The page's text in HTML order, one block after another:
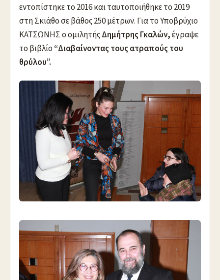
εντοπίστηκε το 2016 και ταυτοποιήθηκε το 2019
στη Σκιάθο σε βάθος 250 μέτρων. Για το Υποβρύχιο
ΚΑΤΣΩΝΗΣ ο ομιλητήςΔημήτρης Γκαλών,έγραψε
το βιβλίο “Διαβαίνοντας τους ατραπούς του
θρύλου”.